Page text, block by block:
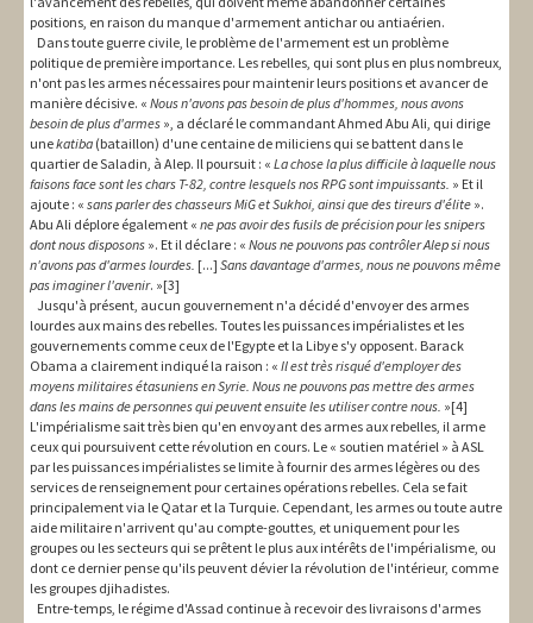
positions, en raison du manque d'armement antichar ou antiaérien.
Dans toute guerre civile, le problème de l'armement est un problème
politique de première importance. Les rebelles, qui sont plus en plus nombreux,
n'ont pas les armes nécessaires pour maintenir leurs positions et avancer de
manière décisive. « Nous n'avons pas besoin de plus d'hommes, nous avons
besoin de plus d'armes », a déclaré le commandant Ahmed Abu Ali, qui dirige
unekatiba (bataillon) d'une centaine de miliciens qui se battent dans le
quartier de Saladin, à Alep. Il poursuit : « La chose la plus difficile à laquelle nous
faisons face sont les chars T-82, contre lesquels nos RPG sont impuissants. » Et il
ajoute : « sans parler des chasseurs MiG et Sukhoi, ainsi que des tireurs d'élite ».
Abu Ali déplore également « ne pas avoir des fusils de précision pour les snipers
dont nous disposons ». Et il déclare : « Nous ne pouvons pas contrôler Alep si nous
n'avons pas d'armes lourdes. [...] Sans davantage d'armes, nous ne pouvons même
pas imaginer l'avenir. »[3]
Jusqu'à présent, aucun gouvernement n'a décidé d'envoyer des armes
lourdes aux mains des rebelles. Toutes les puissances impérialistes et les
gouvernements comme ceux de l'Egypte et la Libye s'y opposent. Barack
Obama a clairement indiqué la raison : « Il est très risqué d'employer des
moyens militaires étasuniens en Syrie. Nous ne pouvons pas mettre des armes
dans les mains de personnes qui peuvent ensuite les utiliser contre nous. »[4]
L'impérialisme sait très bien qu'en envoyant des armes aux rebelles, il arme
ceux qui poursuivent cette révolution en cours. Le « soutien matériel » à ASL
par les puissances impérialistes se limite à fournir des armes légères ou des
services de renseignement pour certaines opérations rebelles. Cela se fait
principalement via le Qatar et la Turquie. Cependant, les armes ou toute autre
aide militaire n'arrivent qu'au compte-gouttes, et uniquement pour les
groupes ou les secteurs qui se prêtent le plus aux intérêts de l'impérialisme, ou
dont ce dernier pense qu'ils peuvent dévier la révolution de l'intérieur, comme
les groupes djihadistes.
Entre-temps, le régime d'Assad continue à recevoir des livraisons d'armes